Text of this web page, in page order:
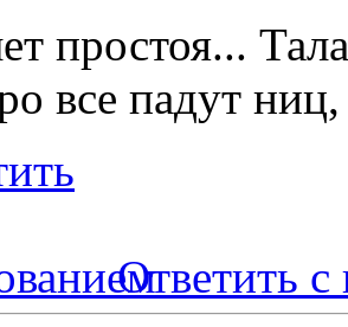
простоя...
все падут
Ответить с